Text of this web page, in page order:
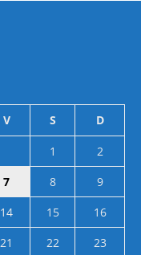
V S D
1
2
7 8
9
14 15
16
21 22
23